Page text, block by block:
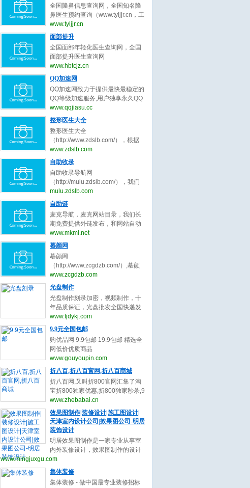
升整形医生、西安面部提升整形、
郑州面部提升整形。面部提升整形
医生大全，秉承为客户服务公平公
正原则，为整形客户求美决策推荐
最好的面部提升整形医生。
匠精神 - 工匠品质” 为核心理念，不
到4年时间， 为国内万余客户提升
品牌价值， 创造销售奇迹， 2021
年销售业绩达成冲刺目标7.5亿。
公司自创立至今， 一直扎根于家居
建材细分领域， 以执行为王、落地
为王、 结果为王的宗旨， 精耕细作
精益求精。
全国隆鼻信息查询网，全国知名隆
鼻医生预约查询（www.tyljjr.cn，工
信部备案号：晋ICP备13005452
号）。全国隆鼻信息查询网系统提
鼻多少钱,玻尿酸隆鼻,耳软骨隆鼻,
假体隆鼻,硅胶隆鼻,隆鼻哪种好,隆
鼻价格,隆鼻、隆鼻修复医生等知名
口碑专家预约查询。了解隆鼻,线雕
隆鼻,隆鼻手术,隆鼻多少钱,玻尿酸
隆鼻,耳软骨隆鼻,假体隆鼻,硅胶隆
鼻,隆鼻哪种好,隆鼻价格,隆鼻、隆
鼻修复、隆鼻整形医生预约就上隆
鼻信息查询网。
www.tyljjr.cn
面部提升
全国面部年轻化医生查询网，全国
面部提升医生查询网
（www.hbtcjz.cn，工信部备案号：
鄂ICP备2020017337号），面部年
医生查询系统提供全国面部提升,面
部拉皮,面部除皱,面部线雕,面部年
轻化,面部整形医生等知名口碑专家
预约查询。了解面部提升,面部拉皮,
面部除皱,面部线雕,面部年轻化，面
部整形医生预约就上面部医生查询
网。
www.hbtcjz.cn
QQ加速网
QQ加速网致力于提供最快最稳定的
QQ等级加速服务,用户独享永久QQ
等级代练，拥有最全面的QQ代挂、
等级计算、代理开通、代挂网搭
让海量用户快速提升QQ等级!
www.qqjiasu.cc
整形医生大全
整形医生大全
（http://www.zdslb.com/），根据
用户口碑收录全中国最好的整形医
生，包括不限于整形外科医生、微
形医生、吸脂整形医生、修复整形
医生、北京整形医生、上海整形医
生、广州整形医生、成都整形医
生、武汉整形医生。整形医生大
全，秉承为客户服务公平公正原
则，为整形客户求美决策推荐最好
的整形医生。
www.zdslb.com
自助收录
自助收录导航网
（http://mulu.zdslb.com/），我们
长期免费提供外链发布，和网站自
动秒收录服务，根据网站点击来路
交换友情链接，快速增加网站的外
链与收录,您可以自助申请加入我们
获取免费的优质外链，获取高质量
的自然流量，还等什么赶快加入自
动秒收录吧！
mulu.zdslb.com
自助链
麦克导航，麦克网站目录，我们长
期免费提供外链发布，和网站自动
秒收录服务，根据网站点击来路自
动排名第一位，欢迎和本站自助交
与收录,您可以自助申请加入我们获
取免费的优质外链，获取高质量的
自然流量，还等什么赶快加入自动
秒收录吧！
www.mkml.net
慕颜网
慕颜网
（http://www.zcgdzb.com/）,慕颜
整形网提供整形最新最全资讯。双
眼皮谁最好？中国十大隆鼻专家都
害？隆鼻修复谁厉害？隆鼻医生谁
最好？脂肪填充找哪个专家呢？不
懂的整形问题和医生了解。上慕颜
整形预约网。
www.zcgdzb.com
光盘制作
光盘制作刻录加密，视频制作，十
年品质保证，光盘批发全国快递发
货，光盘厂直接供货，质优价廉，
交货期快,24小时热
www.tjdykj.com
9.9元全国包邮
购优品网 9.9包邮 19.9包邮 精选全
网低价优质商品
（www.gouyoupin.com）
www.gouyoupin.com
折八百,折八百官网,折八百商城
折八百网,又叫折800官网汇集了淘
宝折800独家优惠,折800独家秒杀,9
块9元包邮,折800报名信息大全，是
网购用户的首选省钱导购资讯网站!
（www.zhebabai.cn）
www.zhebabai.cn
效果图制作|装修设计|施工图设计|
天津室内设计公司|效果图公司-明居
装饰设计
明居效果图制作是一家专业从事室
内外装修设计，效果图制作的设计
团队，专业的细分，专业的服务，
为您提供24小时咨询服务。
www.mingjuxgu.com
集体装修
集体装修 - 做中国最专业装修招标